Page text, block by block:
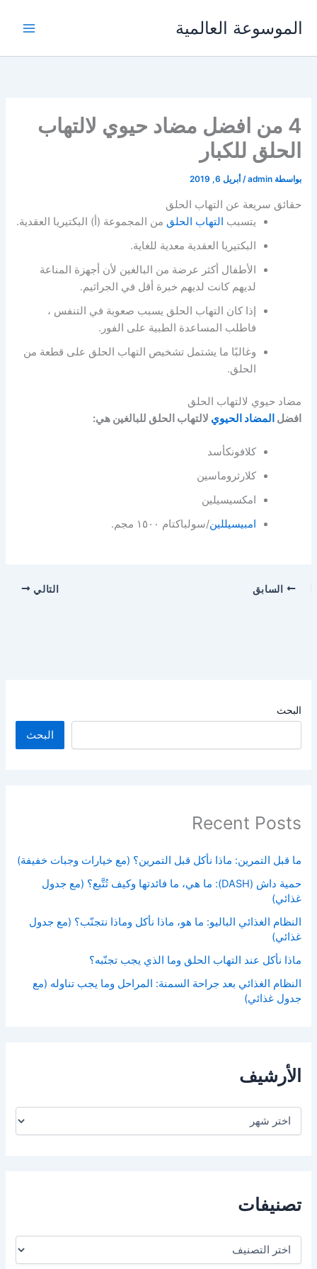
الموسوعة العالمية
البحث
البحث
Recent Posts
ما قبل التمرين: ماذا نأكل قبل التمرين؟ (مع خيارات وجبات خفيفة)
حمية داش (DASH): ما هي، ما فائدتها وكيف تُتَّبع؟ (مع جدول
غذائي)
النظام الغذائي الباليو: ما هو، ماذا نأكل وماذا نتجنّب؟ (مع جدول
غذائي)
ماذا نأكل عند التهاب الحلق وما الذي يجب تجنّبه؟
النظام الغذائي بعد جراحة السمنة: المراحل وما يجب تناوله (مع
جدول غذائي)
الأرشيف
تصنيفات
4 من افضل مضاد حيوي لالتهاب
الحلق للكبار
بواسطة admin
/ أبريل 6, 2019
حقائق سريعة عن التهاب الحلق
يتسبب التهاب الحلق من المجموعة (أ) البكتيريا العقدية.
البكتيريا العقدية معدية للغاية.
الأطفال أكثر عرضة من البالغين لأن أجهزة المناعة
لديهم كانت لديهم خبرة أقل في الجراثيم.
إذا كان التهاب الحلق يسبب صعوبة في التنفس ،
فاطلب المساعدة الطبية على الفور.
وغالبًا ما يشتمل تشخيص التهاب الحلق على قطعة من
الحلق.
مضاد حيوي لالتهاب الحلق
افضل المضاد الحيوي لالتهاب الحلق للبالغين هي:
كلافونكأسد
كلارثروماسين
امكسيسيلين
امبيسيللين/سولباكتام ١٥٠٠ مجم.
السابق التالي